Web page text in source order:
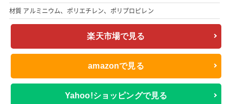
材質 アルミニウム、ポリエチレン、ポリプロピレン
楽天市場で見る
amazonで見る
Yahoo!ショッピングで見る